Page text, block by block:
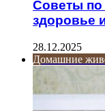
Советы по
здоровье
28.12.2025
Домашние